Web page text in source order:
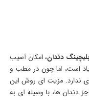
دندان، امکان آسیب
است، اما چون در مطب و
ندارد. مزیت ای روش این
دندان ها، با وسیله ای به